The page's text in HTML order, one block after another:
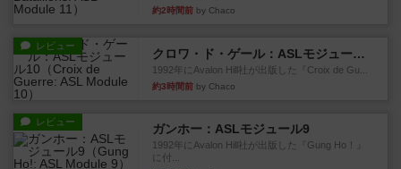
約2時間前 by Chaco
レビュー
クロワ・ド・ゲール：ASLモジュール10
1992年にAvalon Hill社が出版した『Croix de Gu...
約3時間前 by Chaco
レビュー ガンホー：ASLモジュール9
1992年にAvalon Hill社が出版した『Gung Ho！』
に付...